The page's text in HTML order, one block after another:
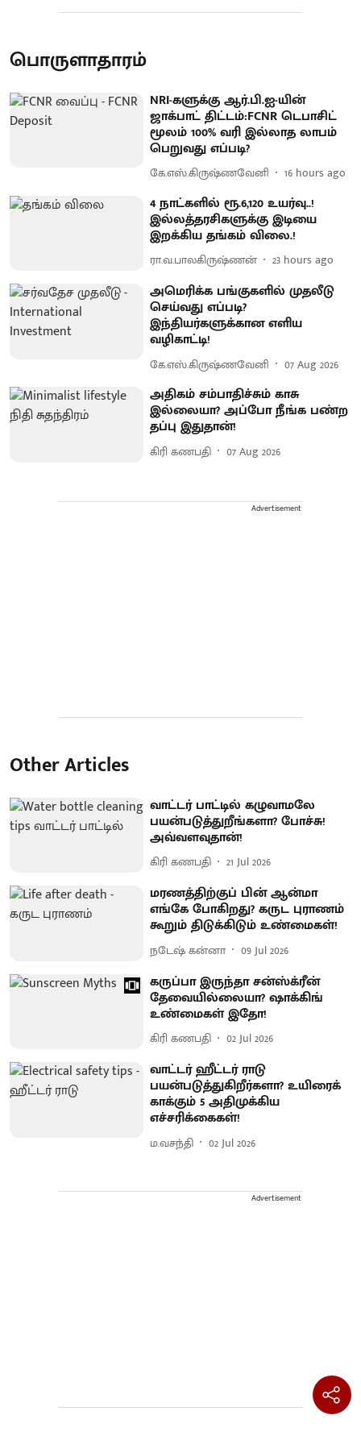
பொருளாதாரம்
NRI-களுக்கு ஆர்.பி.ஐ-யின்
ஜாக்பாட் திட்டம்:FCNR டெபாசிட்
மூலம் 100% வரி இல்லாத லாபம்
பெறுவது எப்படி?
கே.எஸ்.கிருஷ்ணவேனி 16 hours ago
4 நாட்களில் ரூ.6,120 உயர்வு..!
இல்லத்தரசிகளுக்கு இடியை
இறக்கிய தங்கம் விலை.!
ரா.வ.பாலகிருஷ்ணன் 23 hours ago
அமெரிக்க பங்குகளில் முதலீடு
செய்வது எப்படி?
இந்தியர்களுக்கான எளிய
வழிகாட்டி!
கே.எஸ்.கிருஷ்ணவேனி 07 Aug 2026
அதிகம் சம்பாதிச்சும் காசு
இல்லையா? அப்போ நீங்க பண்ற
தப்பு இதுதான்!
கிரி கணபதி 07 Aug 2026
Advertisement
Other Articles
வாட்டர் பாட்டில் கழுவாமலே
பயன்படுத்துறீங்களா? போச்சு!
அவ்வளவுதான்!
கிரி கணபதி 21 Jul 2026
மரணத்திற்குப் பின் ஆன்மா
எங்கே போகிறது? கருட புராணம்
கூறும் திடுக்கிடும் உண்மைகள்!
நடேஷ் கன்னா 09 Jul 2026
கருப்பா இருந்தா சன்ஸ்க்ரீன்
தேவையில்லையா? ஷாக்கிங்
உண்மைகள் இதோ!
கிரி கணபதி 02 Jul 2026
வாட்டர் ஹீட்டர் ராடு
பயன்படுத்துகிறீர்களா? உயிரைக்
காக்கும் 5 அதிமுக்கிய
எச்சரிக்கைகள்!
ம.வசந்தி 02 Jul 2026
Advertisement